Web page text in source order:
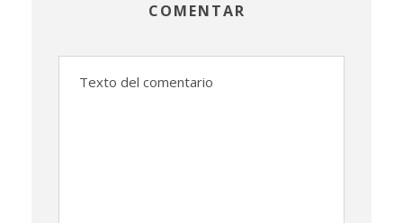
COMENTAR